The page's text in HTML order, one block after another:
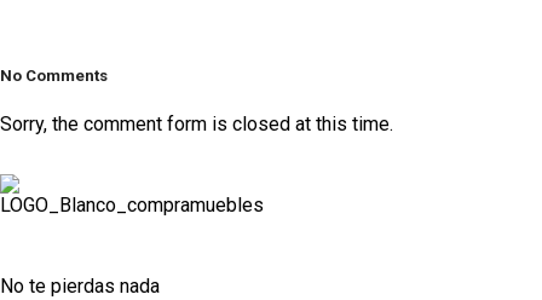
No Comments
Sorry, the comment form is closed at this time.
No te pierdas nada